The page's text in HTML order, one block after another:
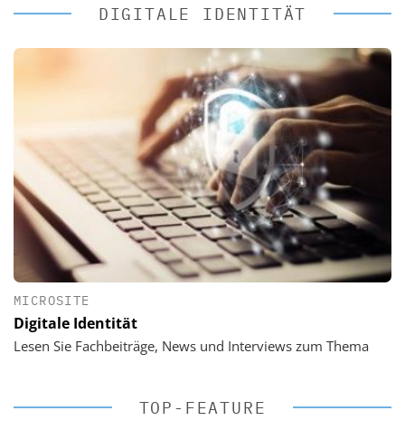
DIGITALE IDENTITÄT
MICROSITE
Digitale Identität
Lesen Sie Fachbeiträge, News und Interviews zum Thema
TOP-FEATURE